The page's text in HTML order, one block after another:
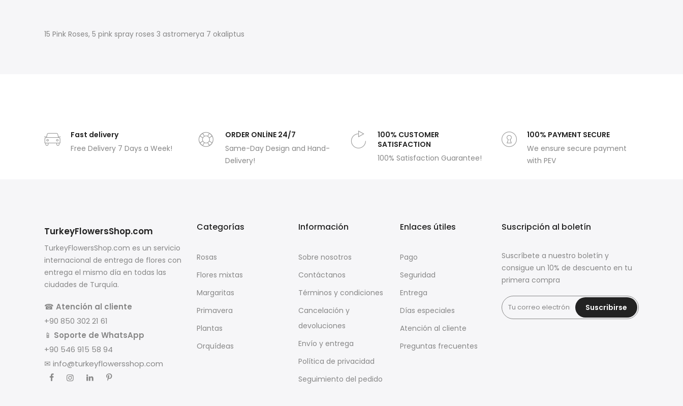
15 Pink Roses, 5 pink spray roses 3 astromerya 7 okaliptus
Fast delivery
Free Delivery 7 Days a Week!
ORDER ONLİNE 24/7
Same-Day Design and Hand-
Delivery!
100% CUSTOMER
SATISFACTION
100% Satisfaction Guarantee!
100% PAYMENT SECURE
We ensure secure payment
with PEV
TurkeyFlowersShop.com
TurkeyFlowersShop.com es un servicio
internacional de entrega de flores con
entrega el mismo día en todas las
ciudades de Turquía.
☎ Atención al cliente
+90 850 302 21 61
📱 Soporte de WhatsApp
+90 546 915 58 94
✉ info@turkeyflowersshop.com
Categorías
Rosas
Flores mixtas
Margaritas
Primavera
Plantas
Orquídeas
Información
Sobre nosotros
Contáctanos
Términos y condiciones
Cancelación y
devoluciones
Envío y entrega
Política de privacidad
Seguimiento del pedido
Enlaces útiles
Pago
Seguridad
Entrega
Días especiales
Atención al cliente
Preguntas frecuentes
Suscripción al boletín
Suscríbete a nuestro boletín y
consigue un 10% de descuento en tu
primera compra
Suscribirse